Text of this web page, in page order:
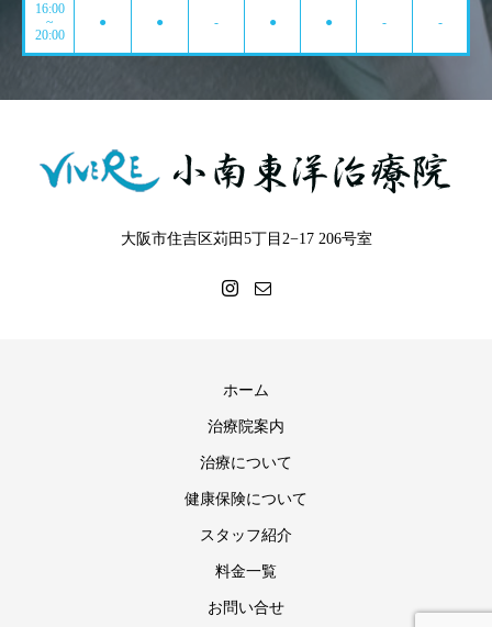
16:00
~
20:00
● ● - ● ● - -
大阪市住吉区苅田5丁目2−17 206号室
ホーム
治療院案内
治療について
健康保険について
スタッフ紹介
料金一覧
お問い合せ